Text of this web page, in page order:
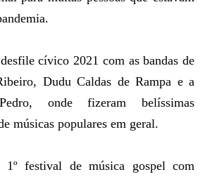
cívico 2021 com as bandas de
Dudu Caldas de Rampa e a
onde fizeram belíssimas
músicas populares em geral.
1º festival de música gospel com